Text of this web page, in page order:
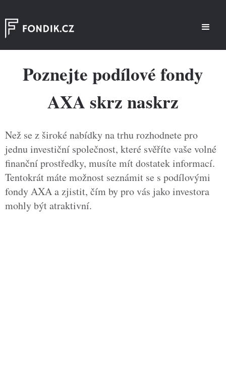
Poznejte podílové fondy
AXA skrz naskrz
Než se z široké nabídky na trhu rozhodnete pro
jednu investiční společnost, které svěříte vaše volné
finanční prostředky, musíte mít dostatek informací.
Tentokrát máte možnost seznámit se s podílovými
fondy AXA a zjistit, čím by pro vás jako investora
mohly být atraktivní.